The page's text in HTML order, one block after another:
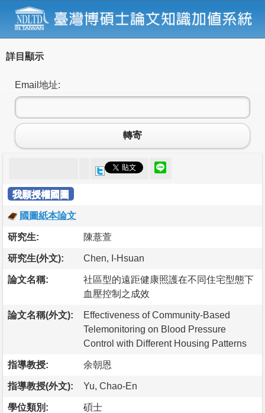
詳目顯示
Email地址:
轉寄
我願授權國圖
國圖紙本論文
研究生: 陳薏萱
研究生(外文): Chen, I-Hsuan
論文名稱:
社區型的遠距健康照護在不同住宅型態下
血壓控制之成效
論文名稱(外文):
Effectiveness of Community-Based
Telemonitoring on Blood Pressure
Control with Different Housing Patterns
指導教授: 余朝恩
指導教授(外文): Yu, Chao-En
學位類別: 碩士